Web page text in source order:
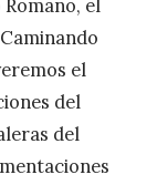
el
el
del
del